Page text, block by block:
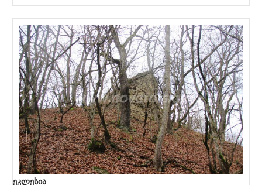
ეკლესია